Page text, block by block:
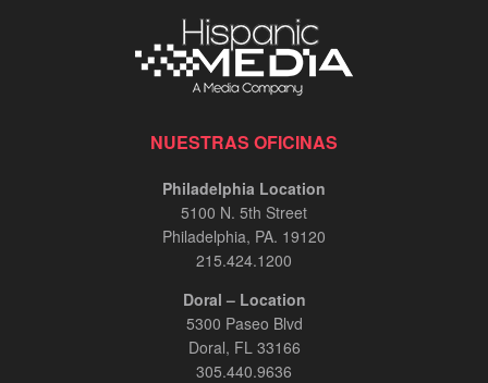
NUESTRAS OFICINAS
Philadelphia Location
5100 N. 5th Street
Philadelphia, PA. 19120
215.424.1200
Doral – Location
5300 Paseo Blvd
Doral, FL 33166
305.440.9636